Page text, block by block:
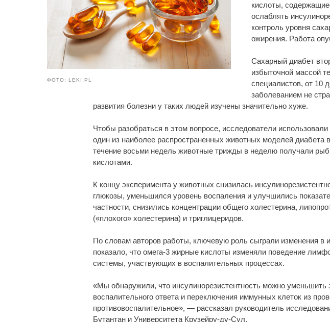
ФОТО: LEKI.PL
кислоты,
ослаблять
контроль уровня
ожирения. Работа
Сахарный диабет
избыточной массой
специалистов, от 10
заболеванием не
развития болезни у таких людей изучены значительно хуже.
Чтобы разобраться в этом вопросе, исследователи
один из наиболее распространенных животных моделей диабета
течение восьми недель животные трижды в неделю получали
кислотами.
К концу эксперимента у животных снизилась
глюкозы, уменьшился уровень воспаления и улучшились
частности, снизились концентрации общего холестерина,
(«плохого» холестерина) и триглицеридов.
По словам авторов работы, ключевую роль сыграли изменения в
показало, что омега-3 жирные кислоты изменяли поведение
системы, участвующих в воспалительных процессах.
«Мы обнаружили, что инсулинорезистентность можно уменьшить
воспалительного ответа и переключения иммунных клеток из
противовоспалительное», — рассказал руководитель
Бутантан и Университета Крузейру-ду-Сул.